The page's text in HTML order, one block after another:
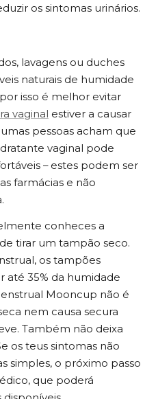
os sintomas urinários.
lavagens ou duches
naturais de humidade
isso é melhor evitar
vaginal estiver a causar
pessoas acham que
vaginal pode
– estes podem ser
farmácias e não
conheces a
tirar um tampão seco.
os tampões
35% da humidade
Mooncup não é
nem causa secura
Também não deixa
os teus sintomas não
simples, o próximo passo
que poderá